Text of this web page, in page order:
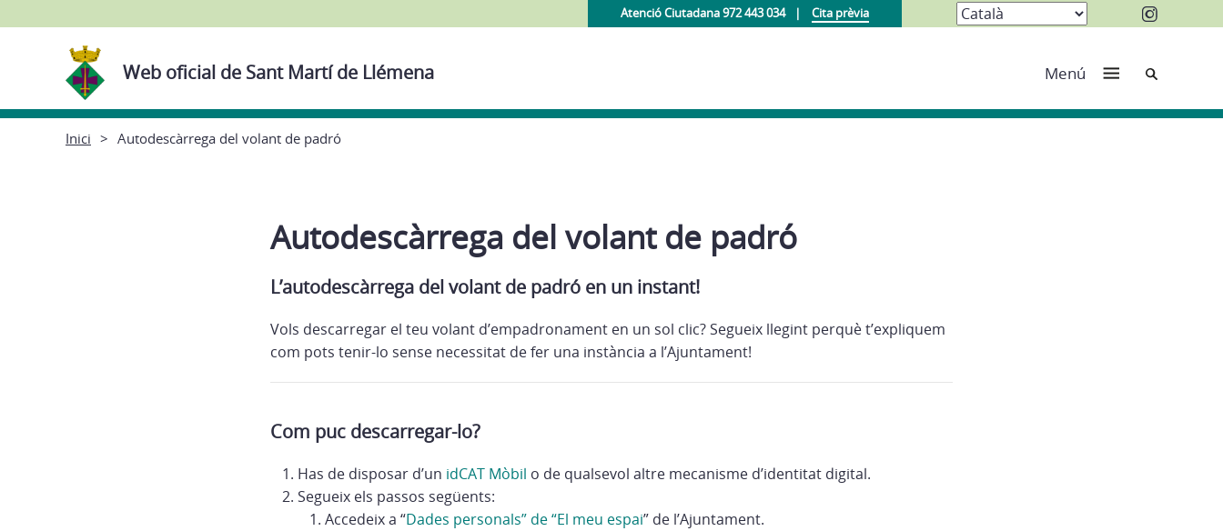
Atenció Ciutadana 972 443 034 Cita prèvia
Web oficial de Sant Martí de Llémena Menú Cerca
Inici Autodescàrrega del volant de padró
Autodescàrrega del volant de padró
L’autodescàrrega del volant de padró en un instant!
Vols descarregar el teu volant d’empadronament en un sol clic? Segueix llegint perquè t’expliquem
com pots tenir-lo sense necessitat de fer una instància a l’Ajuntament!
Com puc descarregar-lo?
Has de disposar d’un idCAT Mòbil o de qualsevol altre mecanisme d’identitat digital.
Segueix els passos següents:
Accedeix a “Dades personals” de “El meu espai” de l’Ajuntament.